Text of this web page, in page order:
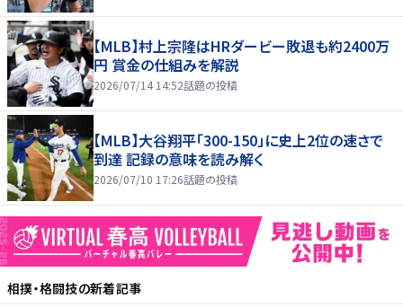
【MLB】村上宗隆はHRダービー敗退も約2400万
円 賞金の仕組みを解説
2026/07/14 14:52話題の投稿
【MLB】大谷翔平「300-150」に史上2位の速さで
到達 記録の意味を読み解く
2026/07/10 17:26話題の投稿
相撲・格闘技の新着記事